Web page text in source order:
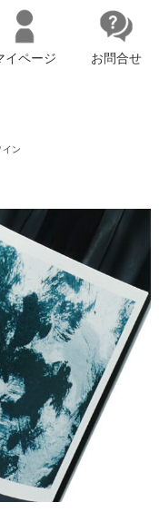
イページ お問合せ
イン